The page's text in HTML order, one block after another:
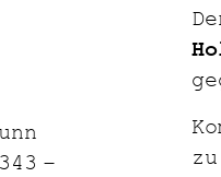
–